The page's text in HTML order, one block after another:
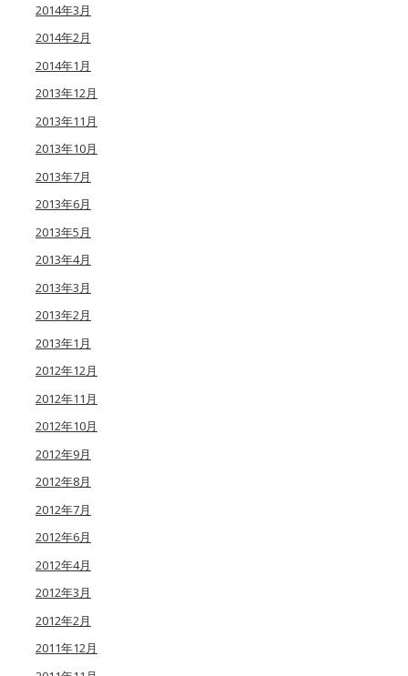
2014年3月
2014年2月
2014年1月
2013年12月
2013年11月
2013年10月
2013年7月
2013年6月
2013年5月
2013年4月
2013年3月
2013年2月
2013年1月
2012年12月
2012年11月
2012年10月
2012年9月
2012年8月
2012年7月
2012年6月
2012年4月
2012年3月
2012年2月
2011年12月